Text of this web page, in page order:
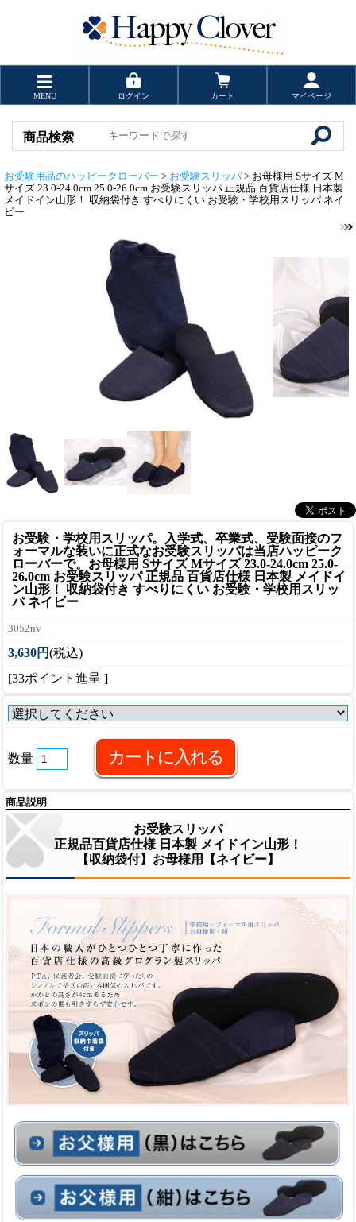
MENU ログイン カート マイページ
商品検索
お受験用品のハッピークローバー > お受験スリッパ > お母様用 Sサイズ M
サイズ 23.0-24.0cm 25.0-26.0cm お受験スリッパ 正規品 百貨店仕様 日本製
メイドイン山形！ 収納袋付き すべりにくい お受験・学校用スリッパ ネイ
ビー
お受験・学校用スリッパ。入学式、卒業式、受験面接のフ
ォーマルな装いに正式なお受験スリッパは当店ハッピーク
ローバーで。 お母様用 Sサイズ Mサイズ 23.0-24.0cm 25.0-
26.0cm お受験スリッパ 正規品 百貨店仕様 日本製 メイドイ
ン山形！ 収納袋付き すべりにくい お受験・学校用スリッ
パ ネイビー
3052nv
3,630円(税込)
[33ポイント進呈 ]
数量
商品説明
お受験スリッパ
正規品百貨店仕様 日本製 メイドイン山形！
【収納袋付】お母様用【ネイビー】